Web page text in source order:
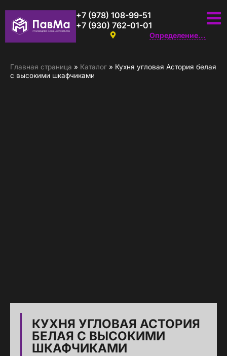
+7 (978) 108-99-51
+7 (930) 762-01-01
Определение...
Главная страница » Каталог » Кухня угловая Астория белая
с высокими шкафчиками
КУХНЯ УГЛОВАЯ АСТОРИЯ
БЕЛАЯ С ВЫСОКИМИ
ШКАФЧИКАМИ